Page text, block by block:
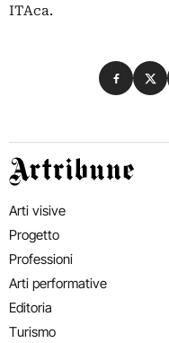
ITAca.
Condividi
Artribune
Arti visive
Progetto
Professioni
Arti performative
Editoria
Turismo